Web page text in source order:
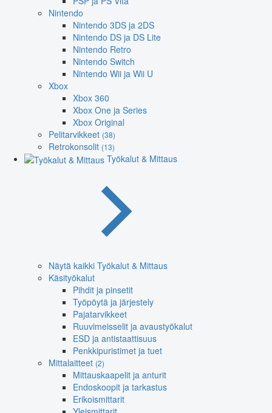
Nintendo
Nintendo 3DS ja 2DS
Nintendo DS ja DS Lite
Nintendo Retro
Nintendo Switch
Nintendo Wii ja Wii U
Xbox
Xbox 360
Xbox One ja Series
Xbox Original
Pelitarvikkeet (38)
Retrokonsolit (13)
Työkalut & Mittaus
Näytä kaikki Työkalut & Mittaus
Käsityökalut
Pihdit ja pinsetit
Työpöytä ja järjestely
Pajatarvikkeet
Ruuvimeisselit ja avaustyökalut
ESD ja antistaattisuus
Penkkipuristimet ja tuet
Mittalaitteet (2)
Mittauskaapelit ja anturit
Endoskoopit ja tarkastus
Erikoismittarit